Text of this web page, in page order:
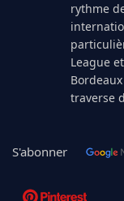
rythme
League
traverse
S'abonner